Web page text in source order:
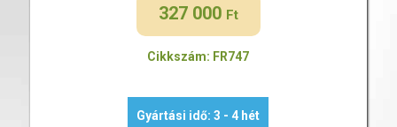
327 000 Ft
Cikkszám: FR747
Gyártási idő: 3 - 4 hét